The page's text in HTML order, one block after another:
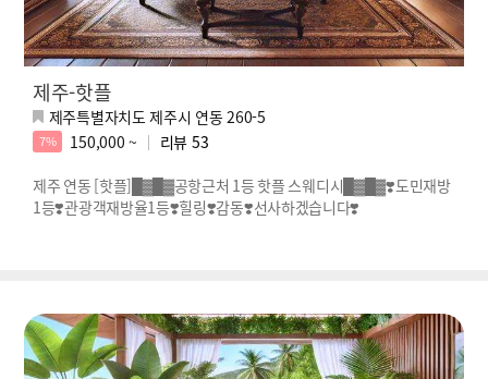
제주-핫플
제주특별자치도 제주시 연동 260-5
7% 150,000 ~ 리뷰 53
제주 연동 [핫플]█▓█▓공항근처 1등 핫플 스웨디시█▓█▓❣️도민재방
1등❣️관광객재방율1등❣️힐링❣️감동❣️선사하겠습니다❣️